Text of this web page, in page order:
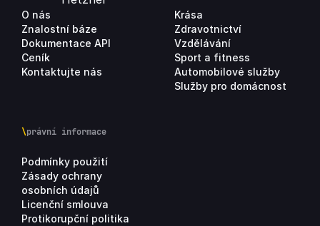
O nás
Znalostní báze
Dokumentace API
Ceník
Kontaktujte nás
Krása
Zdravotnictví
Vzdělávání
Sport a fitness
Automobilové služby
Služby pro domácnost
\právní informace
Podmínky použití
Zásady ochrany
osobních údajů
Licenční smlouva
Protikorupční politika